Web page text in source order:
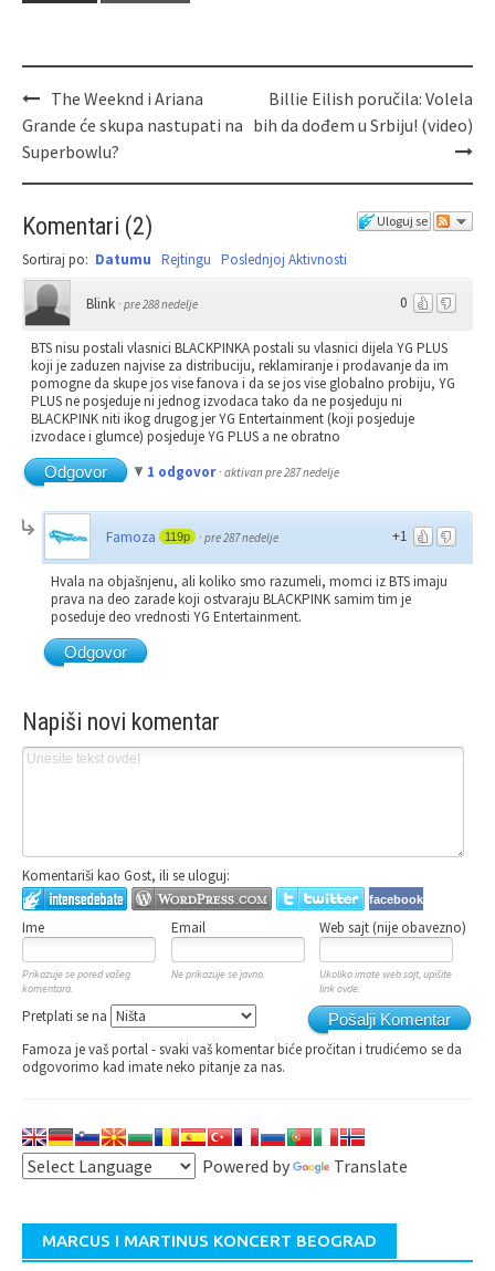
The Weeknd i Ariana
Grande će skupa nastupati na
Superbowlu?
Billie Eilish poručila: Volela
bih da dođem u Srbiju! (video)
Uloguj se
Komentari (2)
Sortiraj po: Datumu Rejtingu Poslednjoj Aktivnosti
0
Blink · pre 288 nedelje
BTS nisu postali vlasnici BLACKPINKA postali su vlasnici dijela YG PLUS
koji je zaduzen najvise za distribuciju, reklamiranje i prodavanje da im
pomogne da skupe jos vise fanova i da se jos vise globalno probiju, YG
PLUS ne posjeduje ni jednog izvodaca tako da ne posjeduju ni
BLACKPINK niti ikog drugog jer YG Entertainment (koji posjeduje
izvodace i glumce) posjeduje YG PLUS a ne obratno
Odgovor
1 odgovor · aktivan pre 287 nedelje
+1
Famoza 119p · pre 287 nedelje
Hvala na objašnjenu, ali koliko smo razumeli, momci iz BTS imaju
prava na deo zarade koji ostvaraju BLACKPINK samim tim je
poseduje deo vrednosti YG Entertainment.
Odgovor
Napiši novi komentar
Komentariši kao Gost, ili se uloguj:
facebook
Ime Email Web sajt (nije obavezno)
Prikazuje se pored vašeg
komentara.
Ne prikazuje se javno.
Ukoliko imate web sajt, upišite
link ovde.
Pošalji Komentar
Pretplati se na
Famoza je vaš portal - svaki vaš komentar biće pročitan i trudićemo se da
odgovorimo kad imate neko pitanje za nas.
Powered by Translate
MARCUS I MARTINUS KONCERT BEOGRAD